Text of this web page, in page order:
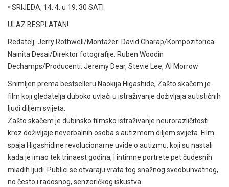
• SRIJEDA, 14. 4. u 19, 30 SATI
ULAZ BESPLATAN!
Redatelj: Jerry Rothwell/Montažer: David Charap/Kompozitorica:
Nainita Desai/Direktor fotografije: Ruben Woodin
Dechamps/Producenti: Jeremy Dear, Stevie Lee, Al Morrow
Snimljen prema bestselleru Naokija Higashide, Zašto skačem je
film koji gledatelja duboko uvlači u istraživanje doživljaja autističnih
ljudi diljem svijeta.
Zašto skačem je dubinsko filmsko istraživanje neurorazličitosti
kroz doživljaje neverbalnih osoba s autizmom diljem svijeta. Film
spaja Higashidine revolucionarne uvide o autizmu, koji su nastali
kada je imao tek trinaest godina, i intimne portrete pet čudesnih
mladih ljudi. Publici se otvaraju vrata tog snažnog sveobuhvatnog,
no često i radosnog, senzoričkog iskustva.